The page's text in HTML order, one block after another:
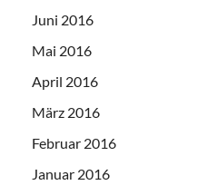
Juni 2016
Mai 2016
April 2016
März 2016
Februar 2016
Januar 2016